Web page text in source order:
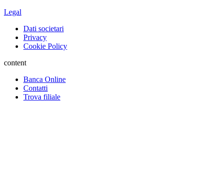
Legal
Dati societari
Privacy
Cookie Policy
content
Banca Online
Contatti
Trova filiale